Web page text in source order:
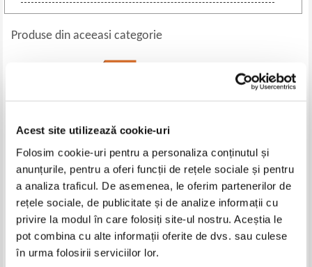
Acest site utilizează cookie-uri
Folosim cookie-uri pentru a personaliza conținutul și
anunțurile, pentru a oferi funcții de rețele sociale și pentru
a analiza traficul. De asemenea, le oferim partenerilor de
rețele sociale, de publicitate și de analize informații cu
privire la modul în care folosiți site-ul nostru. Aceștia le
pot combina cu alte informații oferite de dvs. sau culese
în urma folosirii serviciilor lor.
Produse din aceeasi categorie
Kandi Steiner - Blind side
Pret:42,00Lei 31,50 Lei
Adaugă în coș
Lori Nelson Spielman - Maine e
o noua zi
Pret:21,00 Lei